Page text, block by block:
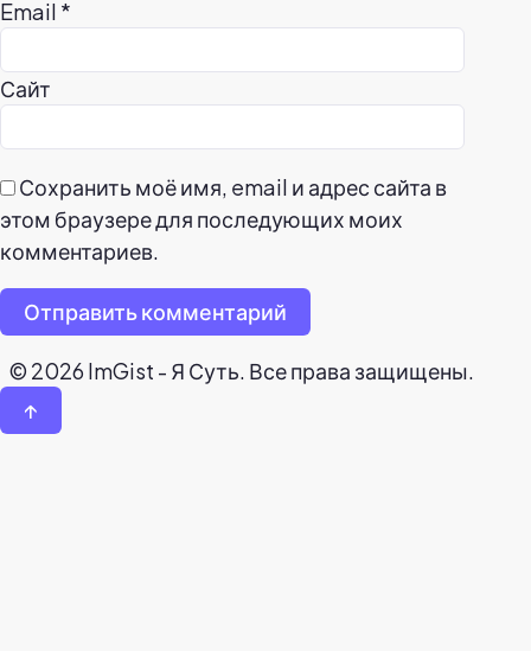
Email *
Сайт
Сохранить моё имя, email и адрес сайта в
этом браузере для последующих моих
комментариев.
Отправить комментарий
© 2026 ImGist - Я Суть. Все права защищены.
↑